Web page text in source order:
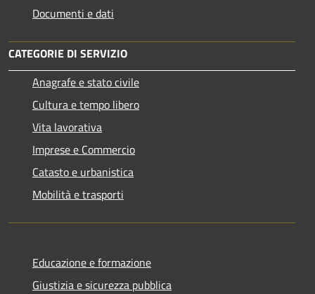
Documenti e dati
CATEGORIE DI SERVIZIO
Anagrafe e stato civile
Cultura e tempo libero
Vita lavorativa
Imprese e Commercio
Catasto e urbanistica
Mobilità e trasporti
Educazione e formazione
Giustizia e sicurezza pubblica